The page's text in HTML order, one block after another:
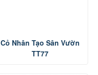
Cỏ Nhân Tạo Sân Vườn
TT77